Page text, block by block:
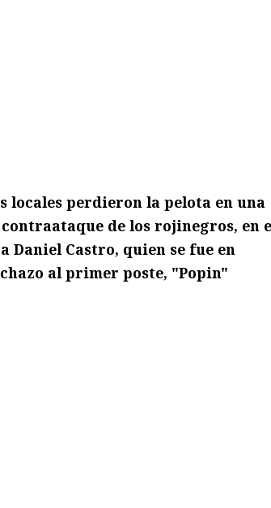
locales perdieron la pelota en una
de los rojinegros, en
Daniel Castro, quien se fue en
al primer poste, "Popin"